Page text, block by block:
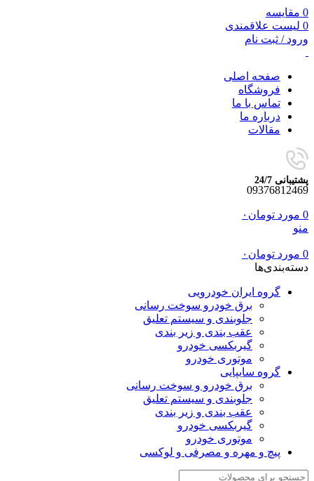
0 مقایسه
0 لیست علاقمندی
ورود / ثبت نام
صفحه اصلی
فروشگاه
تماس با ما
درباره ما
مقالات
پشتیبانی 24/7
09376812469
0 مورد تومان ۰
منو
0 مورد تومان ۰
دسته‌بندی‌ها
گروه ایران خودرویی
برق خودرو سوخت رسانی
جلوبندی و سیستم تعلیق
عقب بندی و زیر بندی
گیربکسی خودرو
موتوری خودرو
گروه سایپایی
برق خودرو و سوخت رسانی
جلوبندی و سیستم تعلیق
عقب بندی و زیر بندی
گیربکسی خودرو
موتوری خودرو
پیچ و مهره و مصرفی و لوکسی